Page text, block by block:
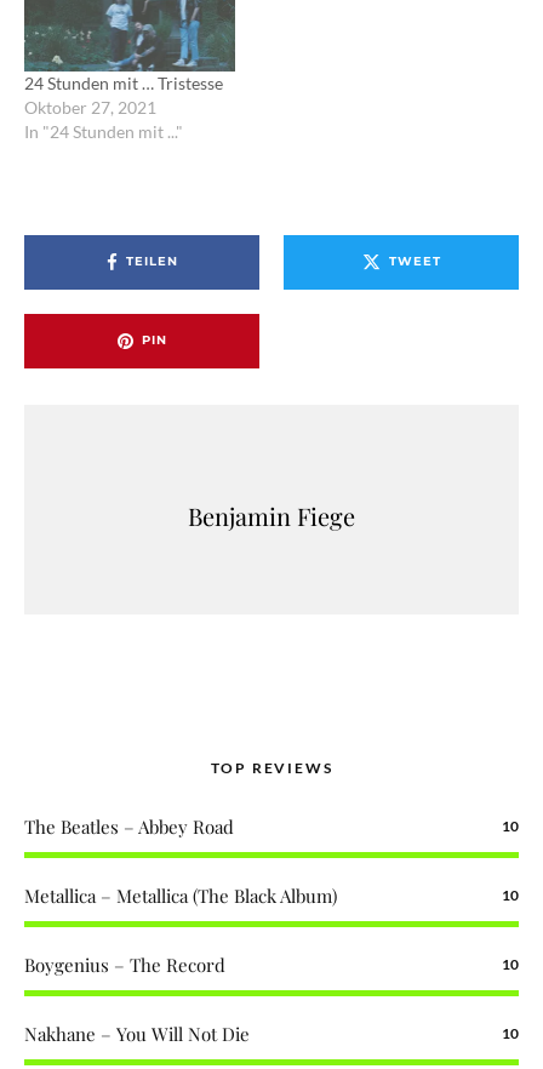
24 Stunden mit … Tristesse
Oktober 27, 2021
In "24 Stunden mit ..."
TEILEN TWEET
PIN
Benjamin Fiege
TOP REVIEWS
The Beatles – Abbey Road 10
Metallica – Metallica (The Black Album) 10
Boygenius – The Record 10
Nakhane – You Will Not Die 10